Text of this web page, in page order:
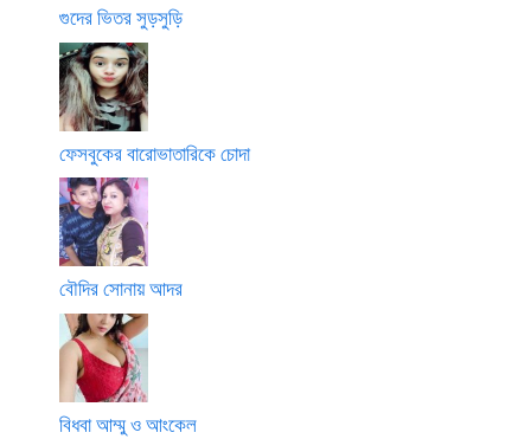
গুদের ভিতর সুড়সুড়ি
ফেসবুকের বারোভাতারিকে চোদা
বৌদির সোনায় আদর
বিধবা আম্মু ও আংকেল